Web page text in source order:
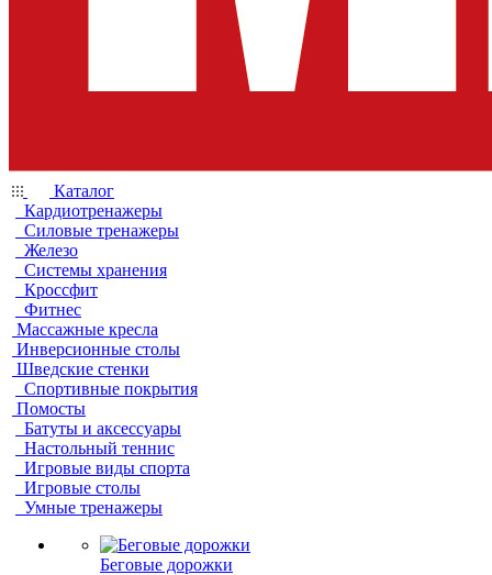
Каталог
Кардиотренажеры
Силовые тренажеры
Железо
Системы хранения
Кроссфит
Фитнес
Массажные кресла
Инверсионные столы
Шведские стенки
Спортивные покрытия
Помосты
Батуты и аксессуары
Настольный теннис
Игровые виды спорта
Игровые столы
Умные тренажеры
Беговые дорожки